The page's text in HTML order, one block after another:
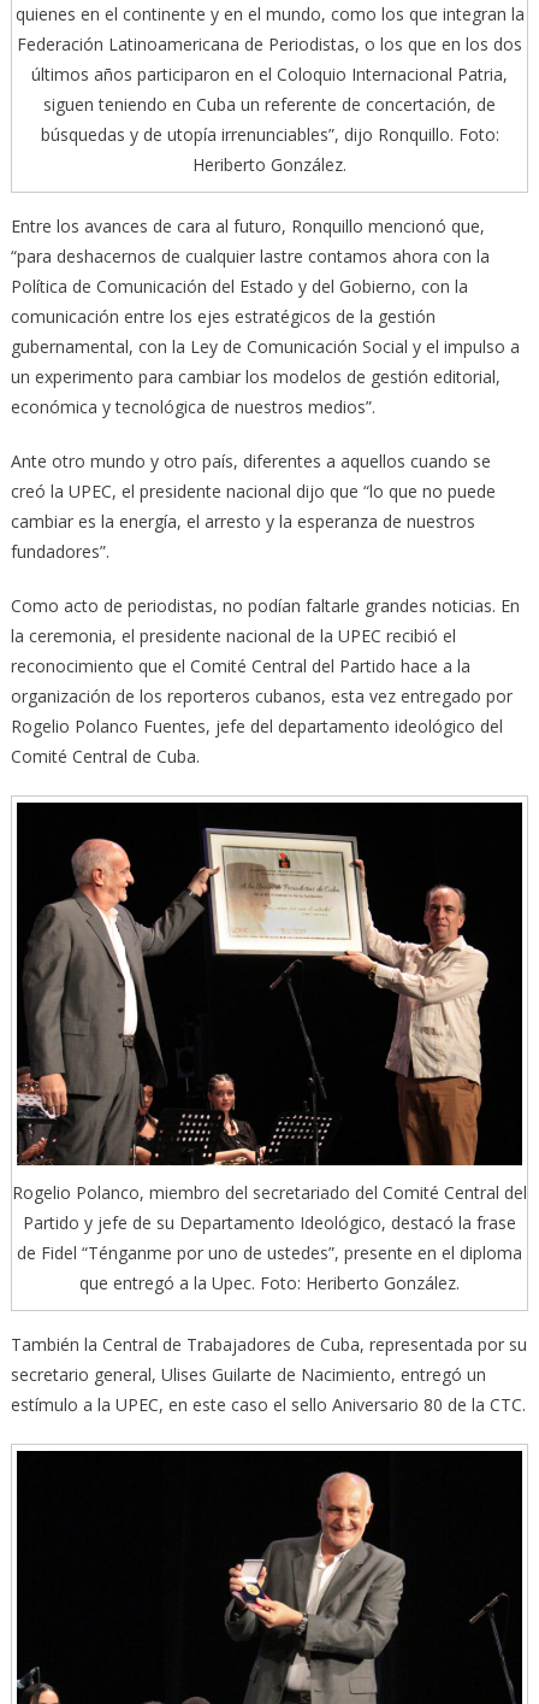
quienes en el continente y en el mundo, como los que integran la
Federación Latinoamericana de Periodistas, o los que en los dos
últimos años participaron en el Coloquio Internacional Patria,
siguen teniendo en Cuba un referente de concertación, de
búsquedas y de utopía irrenunciables”, dijo Ronquillo. Foto:
Heriberto González.
Entre los avances de cara al futuro, Ronquillo mencionó que,
“para deshacernos de cualquier lastre contamos ahora con la
Política de Comunicación del Estado y del Gobierno, con la
comunicación entre los ejes estratégicos de la gestión
gubernamental, con la Ley de Comunicación Social y el impulso a
un experimento para cambiar los modelos de gestión editorial,
económica y tecnológica de nuestros medios”.
Ante otro mundo y otro país, diferentes a aquellos cuando se
creó la UPEC, el presidente nacional dijo que “lo que no puede
cambiar es la energía, el arresto y la esperanza de nuestros
fundadores”.
Como acto de periodistas, no podían faltarle grandes noticias. En
la ceremonia, el presidente nacional de la UPEC recibió el
reconocimiento que el Comité Central del Partido hace a la
organización de los reporteros cubanos, esta vez entregado por
Rogelio Polanco Fuentes, jefe del departamento ideológico del
Comité Central de Cuba.
Rogelio Polanco, miembro del secretariado del Comité Central del
Partido y jefe de su Departamento Ideológico, destacó la frase
de Fidel “Ténganme por uno de ustedes”, presente en el diploma
que entregó a la Upec. Foto: Heriberto González.
También la Central de Trabajadores de Cuba, representada por su
secretario general, Ulises Guilarte de Nacimiento, entregó un
estímulo a la UPEC, en este caso el sello Aniversario 80 de la CTC.